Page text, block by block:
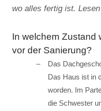
wo alles fertig ist.
In welchem Zustand
vor der Sanierung?
Das
Das Haus ist in
worden. Im
die Schwester